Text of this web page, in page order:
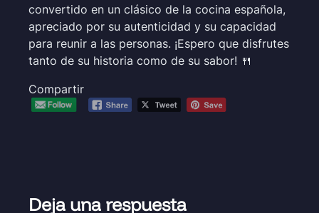
convertido en un clásico de la cocina española,
apreciado por su autenticidad y su capacidad
para reunir a las personas. ¡Espero que disfrutes
tanto de su historia como de su sabor! 🍴
Compartir
Deja una respuesta